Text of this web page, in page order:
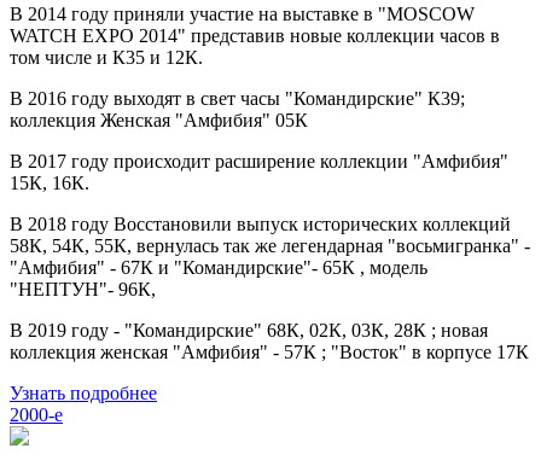
В 2014 году приняли участие на выставке в "MOSCOW
WATCH EXPO 2014" представив новые коллекции часов в
том числе и К35 и 12К.
В 2016 году выходят в свет часы "Командирские" К39;
коллекция Женская "Амфибия" 05К
В 2017 году происходит расширение коллекции "Амфибия"
15К, 16К.
В 2018 году Восстановили выпуск исторических коллекций
58К, 54К, 55К, вернулась так же легендарная "восьмигранка" -
"Амфибия" - 67К и "Командирские"- 65К , модель
"НЕПТУН"- 96К,
В 2019 году - "Командирские" 68К, 02К, 03К, 28К ; новая
коллекция женская "Амфибия" - 57К ; "Восток" в корпусе 17К
Узнать подробнее
2000-е